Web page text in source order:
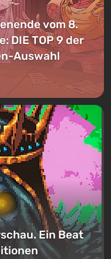
vom 8.
DIE TOP 9 der
Auswahl
Ein Beat